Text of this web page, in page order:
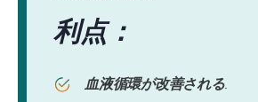
利点：
血液循環が改善される.